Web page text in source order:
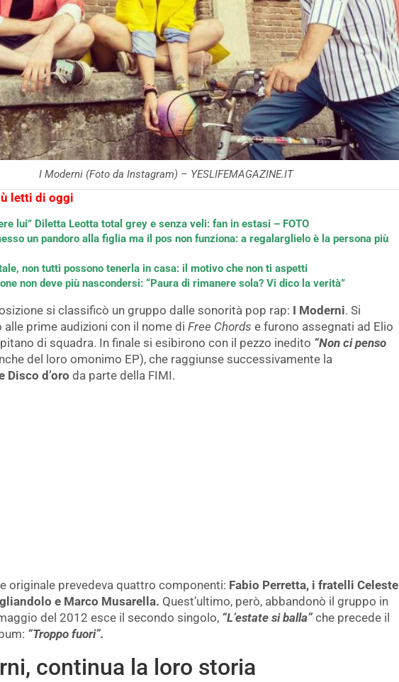
I Moderni (Foto da Instagram) – YESLIFEMAGAZINE.IT
letti di oggi
lui” Diletta Leotta total grey e senza veli: fan in estasi – FOTO
un pandoro alla figlia ma il pos non funziona: a regalarglielo è la persona più
non tutti possono tenerla in casa: il motivo che non ti aspetti
non deve più nascondersi: “Paura di rimanere sola? Vi dico la verità”
si classificò un gruppo dalle sonorità pop rap: I Moderni. Si
alle prime audizioni con il nome di Free Chords e furono assegnati ad Elio
di squadra. In finale si esibirono con il pezzo inedito “Non ci penso
del loro omonimo EP), che raggiunse successivamente la
Disco d’oro da parte della FIMI.
originale prevedeva quattro componenti: Fabio Perretta, i fratelli Celeste
e Marco Musarella. Quest’ultimo, però, abbandonò il gruppo in
del 2012 esce il secondo singolo, “L’estate si balla”che precede il
“Troppo fuori”.
continua la loro storia